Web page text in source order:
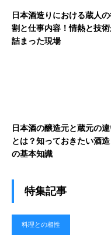
日本酒造りにおける蔵人
割と仕事内容！情熱と技
詰まった現場
日本酒の醸造元と蔵元の
とは？知っておきたい酒造
の基本知識
特集記事
料理との相性